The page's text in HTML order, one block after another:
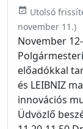
event_available Utolsó
november 11.)
November
előadókkal
és LEIBNIZ
innovációs
Üdvözlő